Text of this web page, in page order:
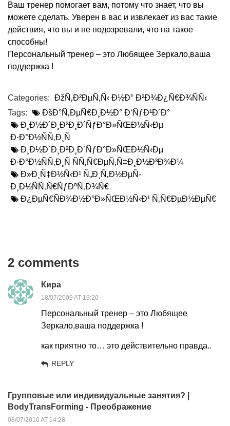
Ваш тренер помогает вам, потому что знает, что вы
можете сделать. Уверен в вас и извлекает из вас такие
действия, что вы и не подозревали, что на такое
способны!
Персональный тренер – это Любящее Зеркало,ваша
поддержка !
Categories: ÐžÑ‚Ð²ÐµÑ‚Ñ‹ Ð½Ð° Ð²Ð¾Ð¿Ñ€Ð¾ÑÑ‹
Tags:
ÐšÐ°Ñ‚ÐµÑ€Ð¸Ð½Ð° Ð‘ÑƒÐ¹Ð´Ð°
Ð¸Ð½Ð´Ð¸Ð²Ð¸Ð´ÑƒÐ°Ð»ÑŒÐ½Ñ‹Ðµ
Ð·Ð°Ð½ÑÑ‚Ð¸Ñ
Ð¸Ð½Ð´Ð¸Ð²Ð¸Ð´ÑƒÐ°Ð»ÑŒÐ½Ñ‹Ðµ
Ð·Ð°Ð½ÑÑ‚Ð¸Ñ ÑÑ‚Ñ€ÐµÑ‚Ñ‡Ð¸Ð½Ð³Ð¾Ð¼
Ð»Ð¸Ñ‡Ð½Ñ‹Ð¹ Ñ„Ð¸Ñ‚Ð½ÐµÑ-
Ð¸Ð½ÑÑ‚Ñ€ÑƒÐºÑ‚Ð¾Ñ€
Ð¿ÐµÑ€ÑÐ¾Ð½Ð°Ð»ÑŒÐ½Ñ‹Ð¹ Ñ‚Ñ€ÐµÐ½ÐµÑ€
2 comments
Кира
18/07/2009 AT 19:20
Персональный тренер – это Любящее
Зеркало,ваша поддержка !
как приятно то… это действительно правда..
REPLY
Групповые или индивидуальные занятия? |
BodyTransForming - Преображение
08/07/2010 AT 14:28